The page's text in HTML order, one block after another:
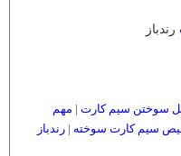
رندباز
سوختن سیم کارت | مهم
سیم کارت سوخته | رندباز